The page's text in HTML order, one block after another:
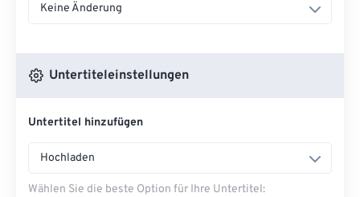
Keine Änderung
Untertiteleinstellungen
Untertitel hinzufügen
Hochladen
Wählen Sie die beste Option für Ihre Untertitel: